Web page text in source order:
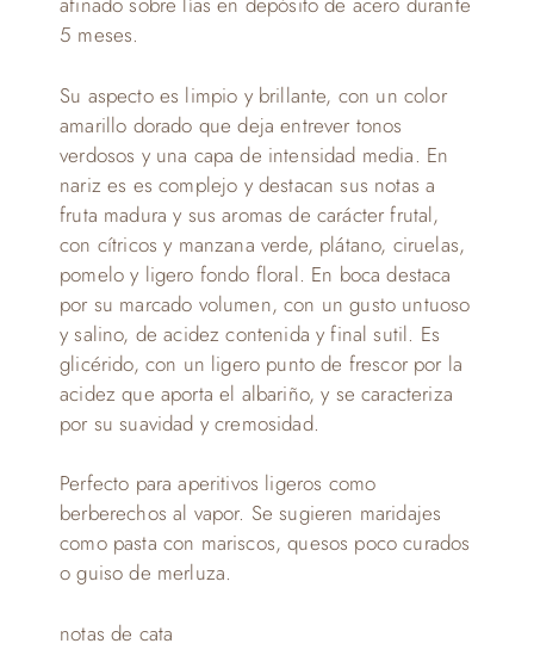
5 meses.
Su aspecto es limpio y brillante, con un color
amarillo dorado que deja entrever tonos
verdosos y una capa de intensidad media. En
nariz es es complejo y destacan sus notas a
fruta madura y sus aromas de carácter frutal,
con cítricos y manzana verde, plátano, ciruelas,
pomelo y ligero fondo floral. En boca destaca
por su marcado volumen, con un gusto untuoso
y salino, de acidez contenida y final sutil. Es
glicérido, con un ligero punto de frescor por la
acidez que aporta el albariño, y se caracteriza
por su suavidad y cremosidad.
Perfecto para aperitivos ligeros como
berberechos al vapor. Se sugieren maridajes
como pasta con mariscos, quesos poco curados
o guiso de merluza.
notas de cata